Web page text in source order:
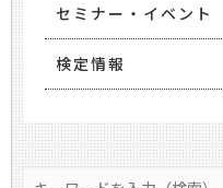
セミナー・イベント
検定情報